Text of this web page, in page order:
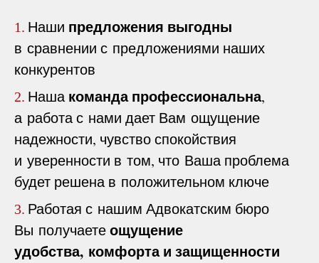
1. Наши предложения выгодны
в сравнении с предложениями наших
конкурентов
2. Нашакоманда профессиональна,
а работа с нами дает Вам ощущение
надежности, чувство спокойствия
и уверенности в том, что Ваша проблема
будет решена в положительном ключе
3. Работая с нашим Адвокатским бюро
Вы получаетеощущение
удобства, комфорта и защищенности